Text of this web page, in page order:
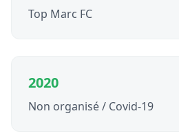
Top Marc FC
2020
Non organisé / Covid-19